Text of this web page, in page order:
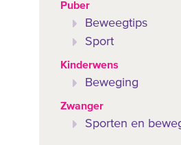
Puber
Beweegtips
Sport
Kinderwens
Beweging
Zwanger
Sporten en